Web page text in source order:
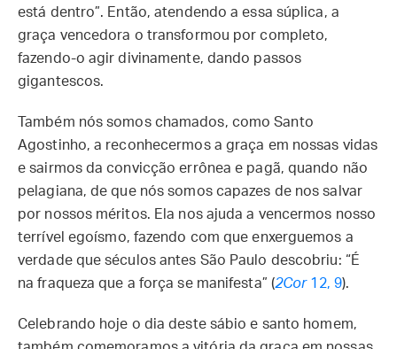
está dentro”. Então, atendendo a essa súplica, a
graça vencedora o transformou por completo,
fazendo-o agir divinamente, dando passos
gigantescos.
Também nós somos chamados, como Santo
Agostinho, a reconhecermos a graça em nossas vidas
e sairmos da convicção errônea e pagã, quando não
pelagiana, de que nós somos capazes de nos salvar
por nossos méritos. Ela nos ajuda a vencermos nosso
terrível egoísmo, fazendo com que enxerguemos a
verdade que séculos antes São Paulo descobriu: “É
na fraqueza que a força se manifesta” (2Cor12, 9).
Celebrando hoje o dia deste sábio e santo homem,